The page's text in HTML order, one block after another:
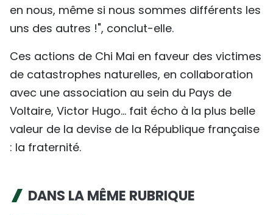
en nous, même si nous sommes différents les
uns des autres !", conclut-elle.
Ces actions de Chi Mai en faveur des victimes
de catastrophes naturelles, en collaboration
avec une association au sein du Pays de
Voltaire, Victor Hugo... fait écho à la plus belle
valeur de la devise de la République française
: la fraternité.
DANS LA MÊME RUBRIQUE